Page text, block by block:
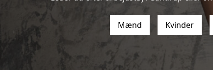
Mænd Kvinder